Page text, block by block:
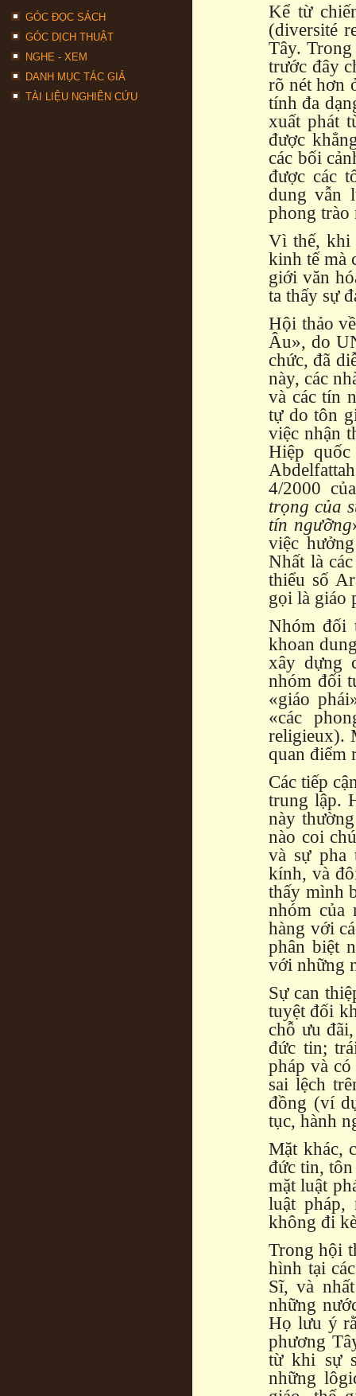
GÓC ĐỌC SÁCH
GÓC DỊCH THUẬT
NGHE - XEM
DANH MỤC TÁC GIẢ
TÀI LIỆU NGHIÊN CỨU
Kể từ
(diversité
Tây.
trước đây
rõ nét hơn
tính đa
xuất phát
được
các bối
được các
dung vẫn
phong trào
Vì thế, khi
kinh tế mà
giới văn
ta thấy sự
Hội thảo
Âu», do
chức, đã
này, các
và các tín
tự do tôn
việc nhận
Hiệp
4/2000
trọng của
tín ngưỡng
việc
Nhất là
thiểu số
gọi là giáo
Nhóm đối
khoan
xây dựng
nhóm đối
«giáo
«các
religieux).
quan điểm
Các tiếp
trung lập.
này
nào coi
và sự pha
kính, và
thấy mình
nhóm của
hàng với
phân biệt
với những
Sự can
tuyệt đối
chỗ ưu
đức tin;
pháp và
sai lệch
đồng (ví
tục, hành
Mặt khác,
đức tin,
mặt luật
luật
không đi
Trong hội
hình tại
Sĩ, và
những
Họ lưu ý
phương
từ khi sự
những